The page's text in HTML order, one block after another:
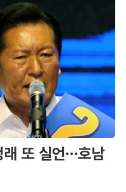
래 또 실언…호남